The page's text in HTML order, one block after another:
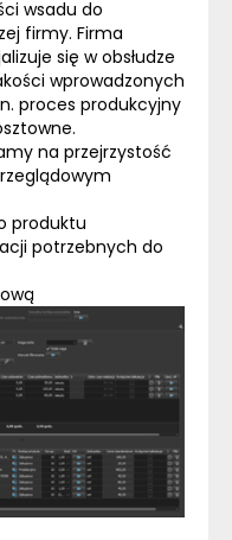
wsadu do
firmy. Firma
się w obsłudze
wprowadzonych
proces produkcyjny
na przejrzystość
produktu
potrzebnych do